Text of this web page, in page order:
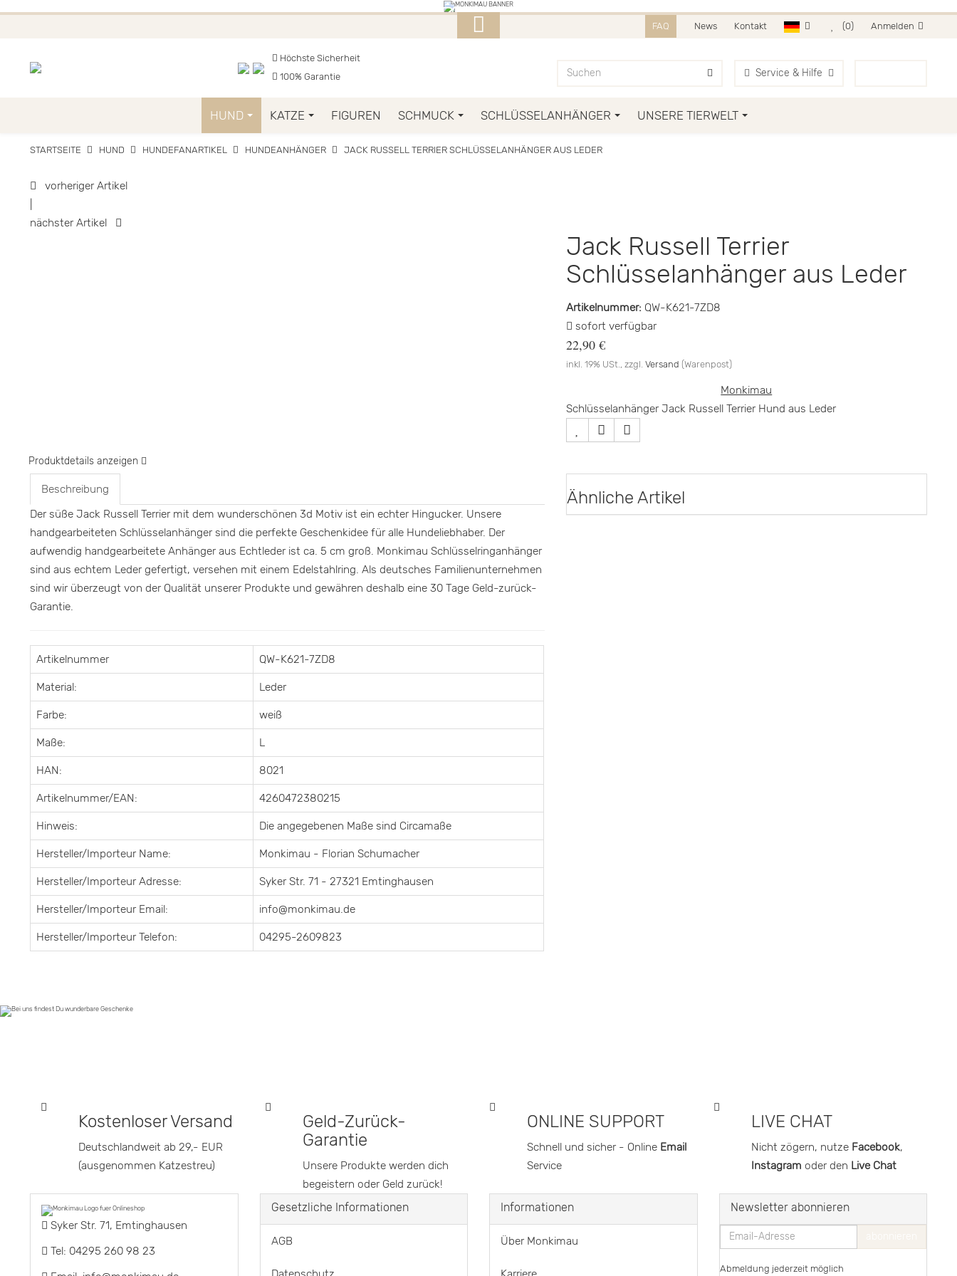
FUNKELINO.DE. WEITERE MONKIMAU-PRODUKTE FINDET IHR AUF AMAZON & OTTO.
FAQ News Kontakt (0) Anmelden
Höchste Sicherheit
100% Garantie
Service & Hilfe
HUND KATZE FIGUREN SCHMUCK SCHLÜSSELANHÄNGER UNSERE TIERWELT
STARTSEITE HUND HUNDEFANARTIKEL HUNDEANHÄNGER JACK RUSSELL TERRIER SCHLÜSSELANHÄNGER AUS LEDER
vorheriger Artikel
nächster Artikel
Jack Russell Terrier
Schlüsselanhänger aus Leder
Artikelnummer: QW-K621-7ZD8
sofort verfügbar
22,90 €
inkl. 19% USt., zzgl. Versand (Warenpost)
Monkimau
Schlüsselanhänger Jack Russell Terrier Hund aus Leder
Produktdetails anzeigen
Beschreibung
Der süße Jack Russell Terrier mit dem wunderschönen 3d Motiv ist ein echter Hingucker. Unsere
handgearbeiteten Schlüsselanhänger sind die perfekte Geschenkidee für alle Hundeliebhaber. Der
aufwendig handgearbeitete Anhänger aus Echtleder ist ca. 5 cm groß. Monkimau Schlüsselringanhänger
sind aus echtem Leder gefertigt, versehen mit einem Edelstahlring. Als deutsches Familienunternehmen
sind wir überzeugt von der Qualität unserer Produkte und gewähren deshalb eine 30 Tage Geld-zurück-
Garantie.
Artikelnummer QW-K621-7ZD8
Material: Leder
Farbe: weiß
Maße: L
HAN: 8021
Artikelnummer/EAN: 4260472380215
Hinweis: Die angegebenen Maße sind Circamaße
Hersteller/Importeur Name: Monkimau - Florian Schumacher
Hersteller/Importeur Adresse: Syker Str. 71 - 27321 Emtinghausen
Hersteller/Importeur Email: info@monkimau.de
Hersteller/Importeur Telefon: 04295-2609823
Ähnliche Artikel
Kostenloser Versand
Deutschlandweit ab 29,- EUR
(ausgenommen Katzestreu)
Geld-Zurück-
Garantie
Unsere Produkte werden dich
begeistern oder Geld zurück!
ONLINE SUPPORT
Schnell und sicher - Online Email
Service
LIVE CHAT
Nicht zögern, nutze Facebook,
Instagram oder den Live Chat
Syker Str. 71, Emtinghausen
Tel: 04295 260 98 23
Gesetzliche Informationen
AGB
Informationen
Über Monkimau
Newsletter abonnieren
Email-
Adresse
Abmeldung jederzeit möglich